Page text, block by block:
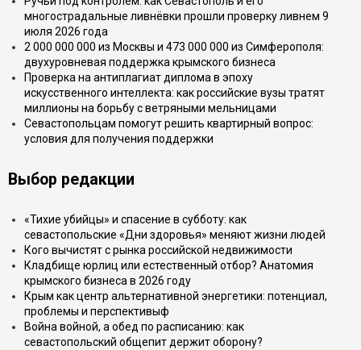
многострадальные ливнёвки прошли проверку ливнем 9
июля 2026 года
2 000 000 000 из Москвы и 473 000 000 из Симферополя:
двухуровневая поддержка крымского бизнеса
Проверка на антиплагиат диплома в эпоху
искусственного интеллекта: как российские вузы тратят
миллионы на борьбу с ветряными мельницами
Севастопольцам помогут решить квартирный вопрос:
условия для получения поддержки
Выбор редакции
«Тихие убийцы» и спасение в субботу: как
севастопольские «Дни здоровья» меняют жизни людей
Кого вычистят с рынка российской недвижимости
Кладбище юрлиц или естественный отбор? Анатомия
крымского бизнеса в 2026 году
Крым как центр альтернативной энергетики: потенциал,
проблемы и перспективыф
Война войной, а обед по расписанию: как
севастопольский общепит держит оборону?